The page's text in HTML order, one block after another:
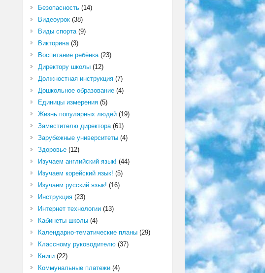
Безопасность(14)
Видеоурок(38)
Виды спорта(9)
Викторина(3)
Воспитание ребёнка(23)
Директору школы(12)
Должностная инструкция(7)
Дошкольное образование(4)
Единицы измерения(5)
Жизнь популярных людей(19)
Заместителю директора(61)
Зарубежные университеты(4)
Здоровье(12)
Изучаем английский язык! (44)
Изучаем корейский язык! (5)
Изучаем русский язык! (16)
Инструкция(23)
Интернет технологии(13)
Кабинеты школы(4)
Календарно-тематические планы(29)
Классному руководителю(37)
Книги(22)
Коммунальные платежи(4)